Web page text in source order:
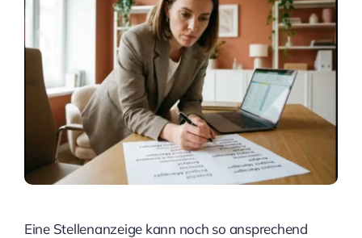
Eine Stellenanzeige kann noch so ansprechend